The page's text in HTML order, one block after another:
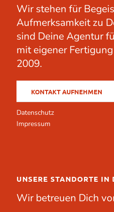
Wir stehen für
Aufmerksamkeit zu
sind Deine Agentur
mit eigener
2009.
KONTAKT AUFNEHMEN
Datenschutz
Impressum
UNSERE STANDORTE IN
Wir betreuen Dich